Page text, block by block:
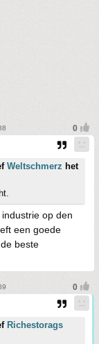
Weltschmerz het
op den
een goede
beste
Richestorags